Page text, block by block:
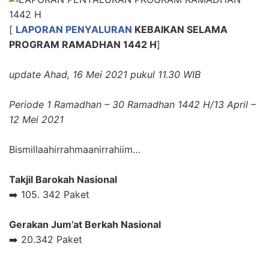
[ LAPORAN PENYALURAN KEBAIKAN SELAMA
PROGRAM RAMADHAN 1442 H]
update Ahad, 16 Mei 2021 pukul 11.30 WIB
Periode 1 Ramadhan – 30 Ramadhan 1442 H/13 April –
12 Mei 2021
Bismillaahirrahmaanirrahiim…
Takjil Barokah Nasional
➡️ 105. 342 Paket
Gerakan Jum’at Berkah Nasional
➡️ 20.342 Paket